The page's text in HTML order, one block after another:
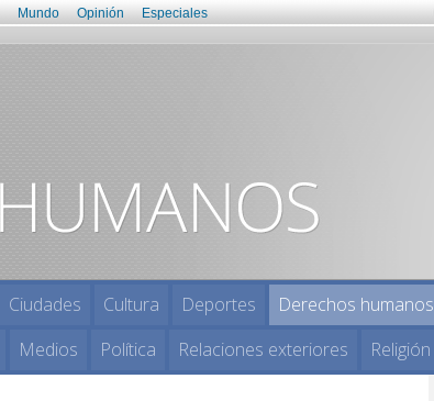
Mundo Opinión Especiales
Ciudades Cultura Deportes Derechos humanos
Medios Política Relaciones exteriores Religión